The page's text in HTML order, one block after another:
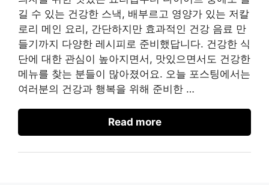
길 수 있는 건강한 스낵, 배부르고 영양가 있는 저칼
로리 메인 요리, 간단하지만 효과적인 건강 음료 만
들기까지 다양한 레시피로 준비했답니다. 건강한 식
단에 대한 관심이 높아지면서, 맛있으면서도 건강한
메뉴를 찾는 분들이 많아졌어요. 오늘 포스팅에서는
여러분의 건강과 행복을 위해 준비한 …
Read more